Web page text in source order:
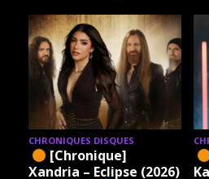
CHRONIQUES DISQUES
[Chronique] Iconic –
II (2026) par le Doc.